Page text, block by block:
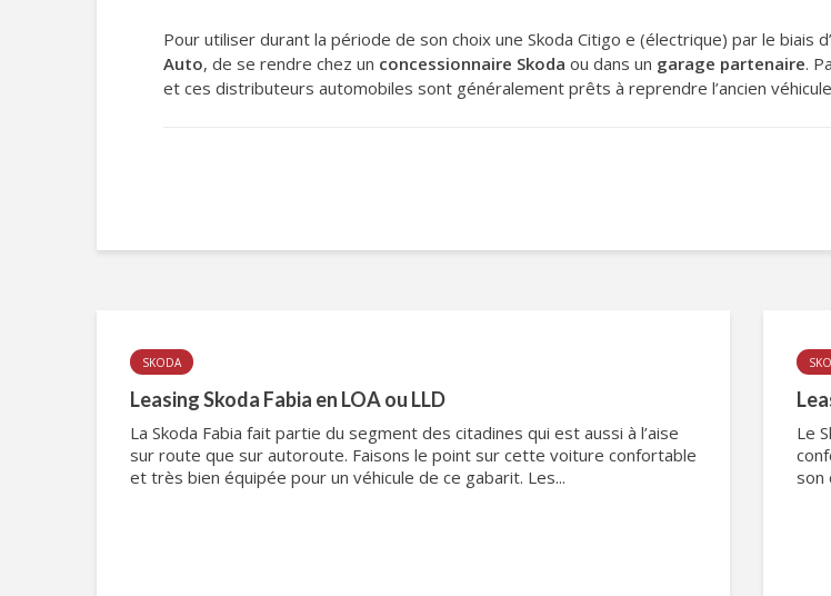
Pour utiliser durant la période de son choix une Skoda Citigo e (électrique) par le biais
Auto, de se rendre chez un concessionnaire Skoda ou dans un garage partenaire.
et ces distributeurs automobiles sont généralement prêts à reprendre l’ancien
SKODA
Leasing Skoda Fabia en LOA ou LLD
La Skoda Fabia fait partie du segment des citadines qui est aussi à l’aise
sur route que sur autoroute. Faisons le point sur cette voiture confortable
et très bien équipée pour un véhicule de ce gabarit. Les...
Le
son